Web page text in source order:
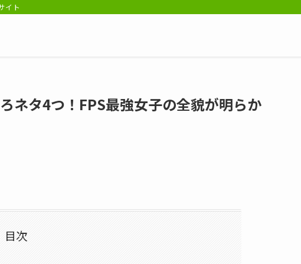
イト
ネタ4つ！FPS最強女子の全貌が明らか
目次